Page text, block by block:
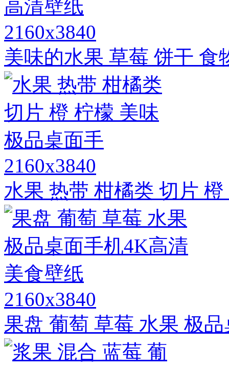
2160x3840
美味的水果 草莓 饼干 食
2160x3840
水果 热带 柑橘类 切片
2160x3840
果盘 葡萄 草莓 水果 极